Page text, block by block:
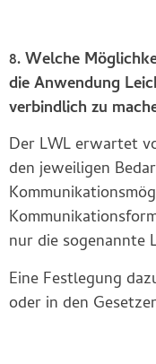
8. Welche
die Anwendung
verbindlich zu
Der LWL erwartet
den jeweiligen
nur die sogenannte
Eine Festlegung
oder in den